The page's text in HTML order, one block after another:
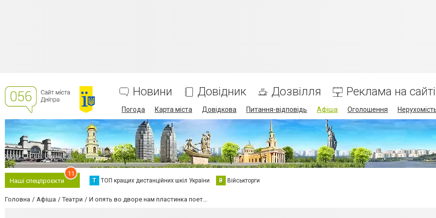
Новини Довідник Дозвілля Реклама на сайті
Погода Карта міста Довідкова Питання-відповідь Афіша Оголошення
Наші спецпроєкти
11
Т ТОП кращих дистанційних шкіл України В Військторги
Головна Афіша Театри И опять во дворе нам пластинка поет...